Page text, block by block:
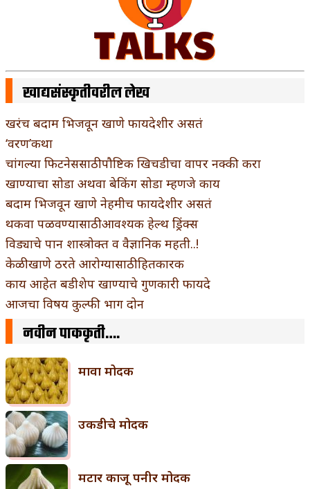
खाद्यसंस्कृतीवरील लेख
खरंच बदाम भिजवून खाणे फायदेशीर असतं
‘वरण’कथा
चांगल्या फिटनेससाठी पौष्टिक खिचडीचा वापर नक्की करा
खाण्याचा सोडा अथवा बेकिंग सोडा म्हणजे काय
बदाम भिजवून खाणे नेहमीच फायदेशीर असतं
थकवा पळवण्यासाठी आवश्यक हेल्थ ड्रिंक्स
विड्याचे पान शास्त्रोक्त व वैज्ञानिक महती..!
केळी खाणे ठरते आरोग्यासाठी हितकारक
काय आहेत बडीशेप खाण्याचे गुणकारी फायदे
आजचा विषय कुल्फी भाग दोन
नवीन पाककृती….
मावा मोदक
उकडीचे मोदक
मटार काजू पनीर मोदक